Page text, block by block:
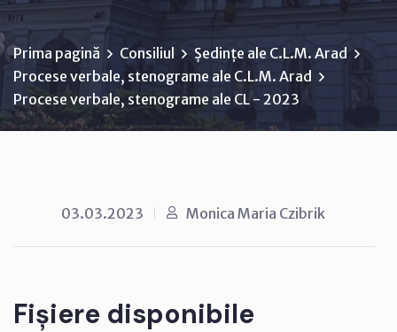
Prima pagină Consiliul
Ședințe ale C.L.M. Arad
Procese verbale, stenograme ale C.L.M. Arad
Procese verbale, stenograme ale CL - 2023
03.03.2023 Monica Maria Czibrik
Fișiere disponibile